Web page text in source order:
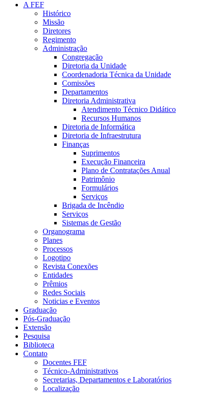
A FEF
Histórico
Missão
Diretores
Regimento
Administração
Congregação
Diretoria da Unidade
Coordenadoria Técnica da Unidade
Comissões
Departamentos
Diretoria Administrativa
Atendimento Técnico Didático
Recursos Humanos
Diretoria de Informática
Diretoria de Infraestrutura
Finanças
Suprimentos
Execução Financeira
Plano de Contratações Anual
Patrimônio
Formulários
Serviços
Brigada de Incêndio
Serviços
Sistemas de Gestão
Organograma
Planes
Processos
Logotipo
Revista Conexões
Entidades
Prêmios
Redes Sociais
Noticias e Eventos
Graduação
Pós-Graduação
Extensão
Pesquisa
Biblioteca
Contato
Docentes FEF
Técnico-Administrativos
Secretarias, Departamentos e Laboratórios
Localização